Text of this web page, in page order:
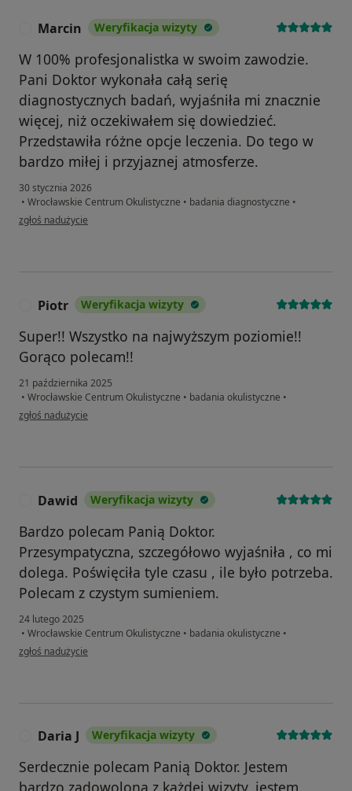
Marcin Weryfikacja wizyty
W 100% profesjonalistka w swoim zawodzie.
Pani Doktor wykonała całą serię
diagnostycznych badań, wyjaśniła mi znacznie
więcej, niż oczekiwałem się dowiedzieć.
Przedstawiła różne opcje leczenia. Do tego w
bardzo miłej i przyjaznej atmosferze.
30 stycznia 2026
• Wrocławskie Centrum Okulistyczne • badania diagnostyczne •
w opinii użytkownika Marcin
zgłoś nadużycie
Piotr Weryfikacja wizyty
Super!! Wszystko na najwyższym poziomie!!
Gorąco polecam!!
21 października 2025
• Wrocławskie Centrum Okulistyczne • badania okulistyczne •
w opinii użytkownika Piotr
zgłoś nadużycie
Dawid Weryfikacja wizyty
Bardzo polecam Panią Doktor.
Przesympatyczna, szczegółowo wyjaśniła , co mi
dolega. Poświęciła tyle czasu , ile było potrzeba.
Polecam z czystym sumieniem.
24 lutego 2025
• Wrocławskie Centrum Okulistyczne • badania okulistyczne •
w opinii użytkownika Dawid
zgłoś nadużycie
Daria J Weryfikacja wizyty
Serdecznie polecam Panią Doktor. Jestem